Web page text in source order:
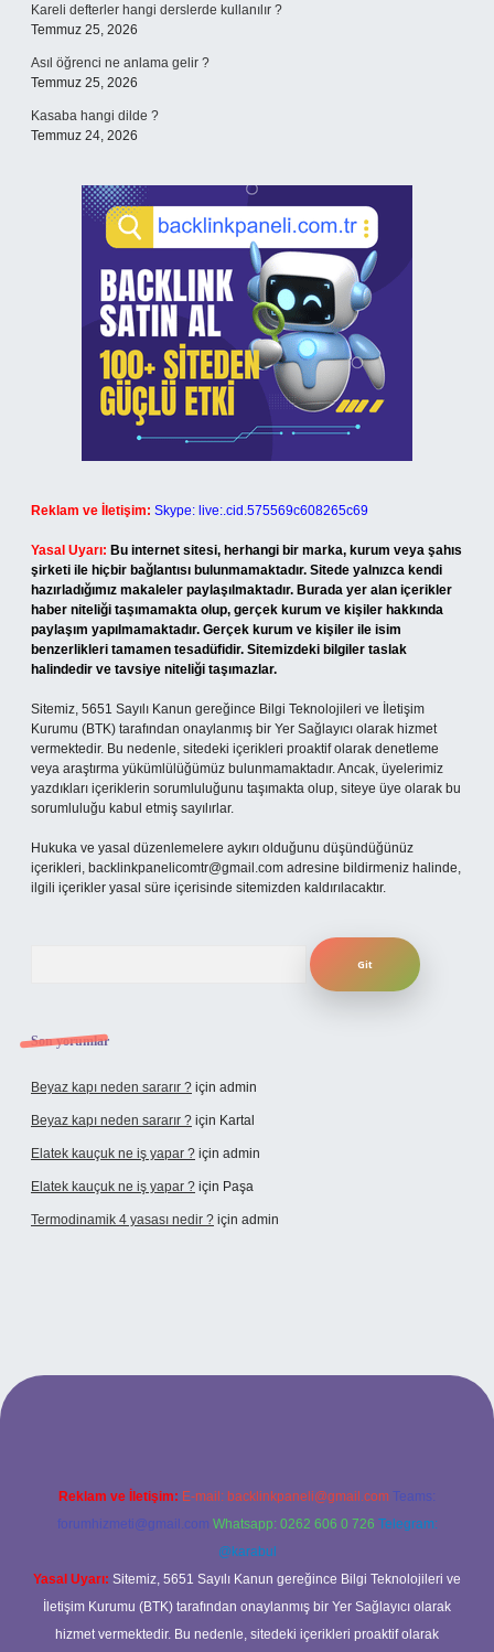
Kareli defterler hangi derslerde kullanılır ?
Temmuz 25, 2026
Asıl öğrenci ne anlama gelir ?
Temmuz 25, 2026
Kasaba hangi dilde ?
Temmuz 24, 2026
Reklam ve İletişim: Skype: live:.cid.575569c608265c69
Yasal Uyarı: Bu internet sitesi, herhangi bir marka, kurum veya şahıs
şirketi ile hiçbir bağlantısı bulunmamaktadır. Sitede yalnızca kendi
hazırladığımız makaleler paylaşılmaktadır. Burada yer alan içerikler
haber niteliği taşımamakta olup, gerçek kurum ve kişiler hakkında
paylaşım yapılmamaktadır. Gerçek kurum ve kişiler ile isim
benzerlikleri tamamen tesadüfidir. Sitemizdeki bilgiler taslak
halindedir ve tavsiye niteliği taşımazlar.
Sitemiz, 5651 Sayılı Kanun gereğince Bilgi Teknolojileri ve İletişim
Kurumu (BTK) tarafından onaylanmış bir Yer Sağlayıcı olarak hizmet
vermektedir. Bu nedenle, sitedeki içerikleri proaktif olarak denetleme
veya araştırma yükümlülüğümüz bulunmamaktadır. Ancak, üyelerimiz
yazdıkları içeriklerin sorumluluğunu taşımakta olup, siteye üye olarak bu
sorumluluğu kabul etmiş sayılırlar.
Hukuka ve yasal düzenlemelere aykırı olduğunu düşündüğünüz
içerikleri, backlinkpanelicomtr@gmail.com adresine bildirmeniz halinde,
ilgili içerikler yasal süre içerisinde sitemizden kaldırılacaktır.
Son yorumlar
Beyaz kapı neden sararır ? için admin
Beyaz kapı neden sararır ? için Kartal
Elatek kauçuk ne iş yapar ? için admin
Elatek kauçuk ne iş yapar ? için Paşa
Termodinamik 4 yasası nedir ? için admin
betexper güvenilir mi
Reklam ve İletişim: E-mail: backlinkpaneli@gmail.com Teams:
forumhizmeti@gmail.com Whatsapp: 0262 606 0 726 Telegram:
@karabul
Yasal Uyarı: Sitemiz, 5651 Sayılı Kanun gereğince Bilgi Teknolojileri ve
İletişim Kurumu (BTK) tarafından onaylanmış bir Yer Sağlayıcı olarak
hizmet vermektedir. Bu nedenle, sitedeki içerikleri proaktif olarak